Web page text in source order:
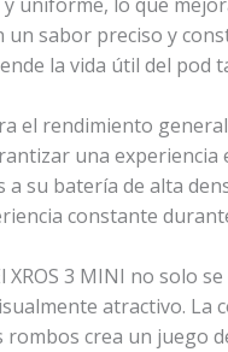
un sabor preciso y
la vida útil del pod
el rendimiento
una experiencia
su batería de alta
constante
XROS 3 MINI no solo
atractivo. La
crea un juego